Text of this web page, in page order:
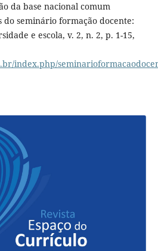
da base nacional comum
do seminário formação docente:
e escola, v. 2, n. 2, p. 1-15,
index.php/